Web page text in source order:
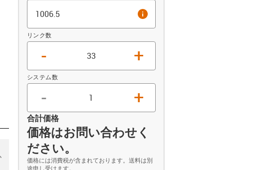
info
リンク数
- +
システム数
- +
合計価格
価格はお問い合わせく
ださい。
価格には消費税が含まれております。送料は別
途申し受けます。
igus-icon-dropdown-up